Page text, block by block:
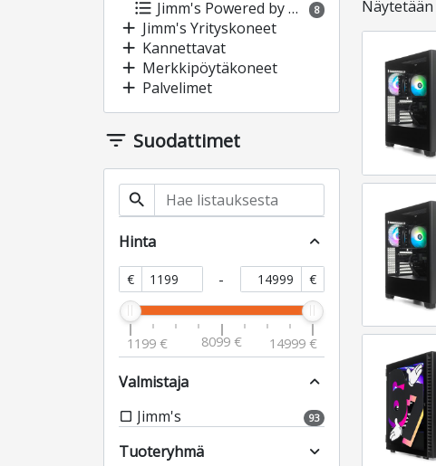
format_list_bulleted Jimm's Powered by Asus 8
add Jimm's Yrityskoneet
add Kannettavat
add Merkkipöytäkoneet
add Palvelimet
filter_list Suodattimet
search
Hinta expand_less
€ - €
1199 € 8099 € 14999 €
Valmistaja expand_less
check_box_outline_blank Jimm's 93
Tuoteryhmä expand_more
Näytetään